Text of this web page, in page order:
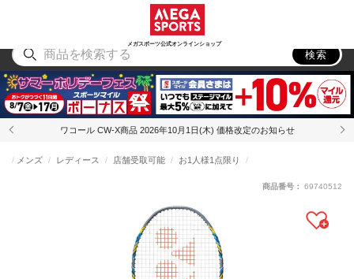
メガスポーツ公式オンラインショップ
アウトドア
検索
ワコール CW-X商品 2026年10月1日(木) 価格改定のお知らせ
メンズ レディース 店舗受取可能 お1人様1点限り
商品番号： 69740512